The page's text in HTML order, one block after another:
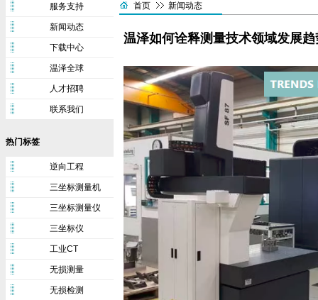
服务支持
新闻动态
下载中心
温泽全球
人才招聘
联系我们
热门标签
逆向工程
三坐标测量机
三坐标测量仪
三坐标仪
工业CT
无损测量
无损检测
首页 新闻动态
温泽如何诠释测量技术领域发展趋